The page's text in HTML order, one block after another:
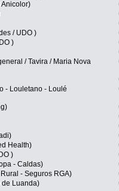
Anicolor)
/ UDO )
)
/ Tavira / Maria Nova
- Louletano - Loulé
Health)
)
- Caldas)
- Seguros RGA)
de Luanda)